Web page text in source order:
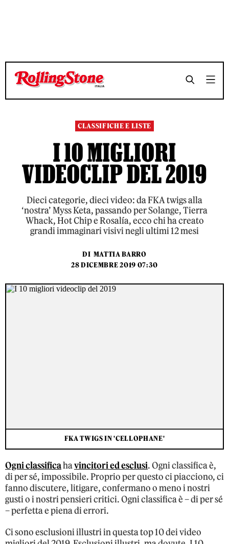
TEMPO DI LETTURA 9 MINUTI SHARE
TEMPO DI LETTURA 9 MINUTI SHARE
CLASSIFICHE E LISTE
I 10 MIGLIORI
VIDEOCLIP DEL 2019
Dieci categorie, dieci video: da FKA twigs alla
‘nostra’ Myss Keta, passando per Solange, Tierra
Whack, Hot Chip e Rosalía, ecco chi ha creato
grandi immaginari visivi negli ultimi 12 mesi
DI MATTIA BARRO
28 DICEMBRE 2019 07:30
FKA TWIGS IN 'CELLOPHANE'
Ogni classificahavincitori ed esclusi. Ogni classifica è,
di per sé, impossibile. Proprio per questo ci piacciono, ci
fanno discutere, litigare, confermano o meno i nostri
gusti o i nostri pensieri critici. Ogni classifica è – di per sé
– perfetta e piena di errori.
Ci sono esclusioni illustri in questa top 10 dei video